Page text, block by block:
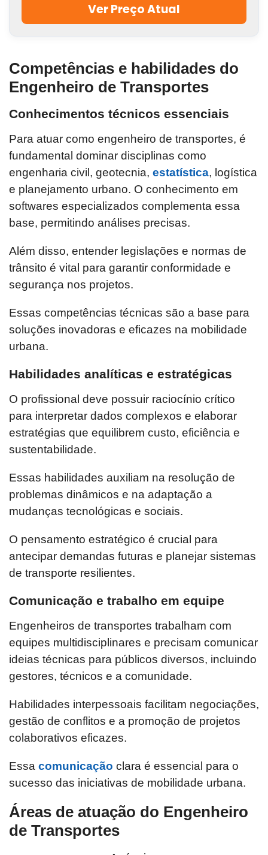
Ver Preço Atual
Competências e habilidades do
Engenheiro de Transportes
Conhecimentos técnicos essenciais
Para atuar como engenheiro de transportes, é
fundamental dominar disciplinas como
engenharia civil, geotecnia, estatística, logística
e planejamento urbano. O conhecimento em
softwares especializados complementa essa
base, permitindo análises precisas.
Além disso, entender legislações e normas de
trânsito é vital para garantir conformidade e
segurança nos projetos.
Essas competências técnicas são a base para
soluções inovadoras e eficazes na mobilidade
urbana.
Habilidades analíticas e estratégicas
O profissional deve possuir raciocínio crítico
para interpretar dados complexos e elaborar
estratégias que equilibrem custo, eficiência e
sustentabilidade.
Essas habilidades auxiliam na resolução de
problemas dinâmicos e na adaptação a
mudanças tecnológicas e sociais.
O pensamento estratégico é crucial para
antecipar demandas futuras e planejar sistemas
de transporte resilientes.
Comunicação e trabalho em equipe
Engenheiros de transportes trabalham com
equipes multidisciplinares e precisam comunicar
ideias técnicas para públicos diversos, incluindo
gestores, técnicos e a comunidade.
Habilidades interpessoais facilitam negociações,
gestão de conflitos e a promoção de projetos
colaborativos eficazes.
Essa comunicação clara é essencial para o
sucesso das iniciativas de mobilidade urbana.
Áreas de atuação do Engenheiro
de Transportes